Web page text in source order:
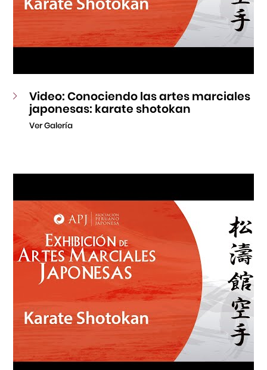
Video: Conociendo las artes marciales
japonesas: karate shotokan
Ver Galería